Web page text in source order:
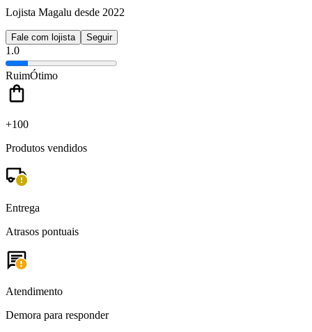
Lojista Magalu desde 2022
Fale com lojista Seguir
1.0
RuimÓtimo
+100
Produtos vendidos
Entrega
Atrasos pontuais
Atendimento
Demora para responder